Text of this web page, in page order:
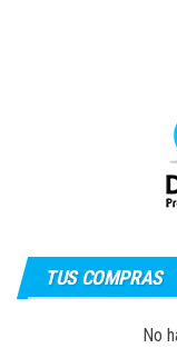
TUS COMPRAS
No